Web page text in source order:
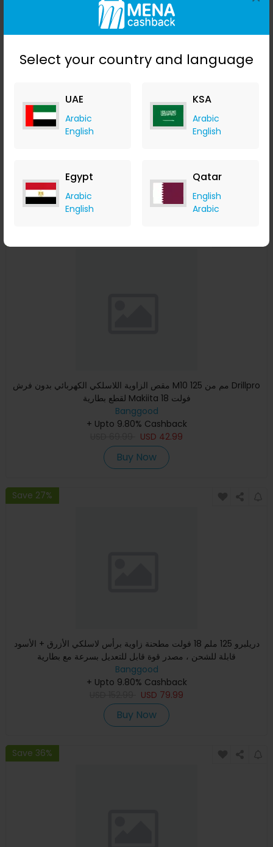
Select your country and language
UAE
Arabic
English
KSA
Arabic
English
Egypt
Arabic
English
Qatar
English
Arabic
مفك برغي كهربائي محمول بثلاث سرعات من دريل برو ٣ أضواء
USD
USD34.99
مقص الزاوية اللاسلكي الكهربائي بدون فرش M10 125 مم من Drillpro
لقطع بطارية Makiita 18 فولت
Banggood
+ Upto 9.80% Cashback
USD 42.99
Buy Now
Save 27%
دريلبرو 125 ملم 18 فولت مطحنة زاوية برأس لاسلكي الأزرق + الأسود
قابلة للشحن ، مصدر قوة قابل للتعديل بسرعة مع بطارية
Banggood
+ Upto 9.80% Cashback
USD 79.99
Buy Now
Save 36%